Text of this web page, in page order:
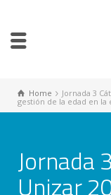
Home
Jornada 3
gestión de la edad en la
Jornada
Unizar